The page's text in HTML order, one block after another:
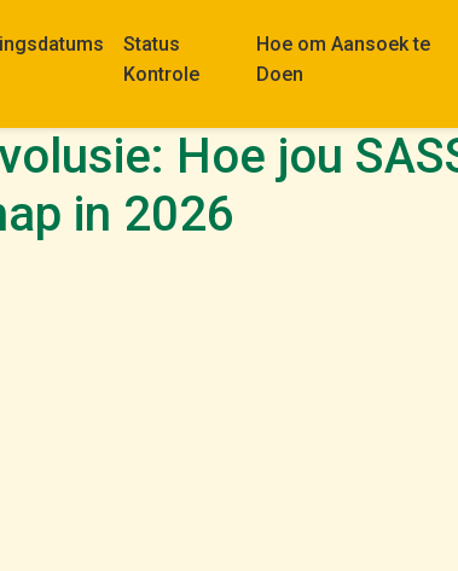
Status
Kontrole
Hoe om Aansoek te
Doen
Hoe jou
in 2026